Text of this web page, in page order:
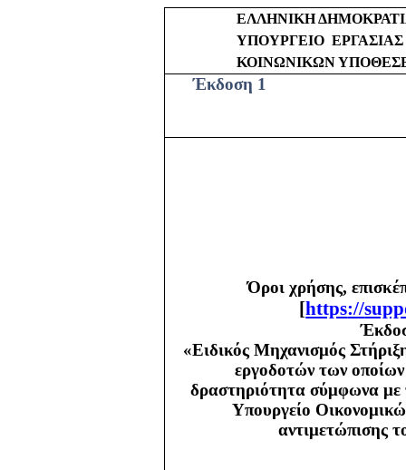
ΕΛΛΗΝΙΚΗ
ΥΠΟΥΡΓΕΙΟ
ΚΟΙΝΩΝΙΚΩΝ
Έκδοση 1
Όροι χρήσης,
[https://
«Ειδικός Μηχανισμός
εργοδοτών των οποίων
δραστηριότητα σύμφωνα με
Υπουργείο
αντιμετώπισης